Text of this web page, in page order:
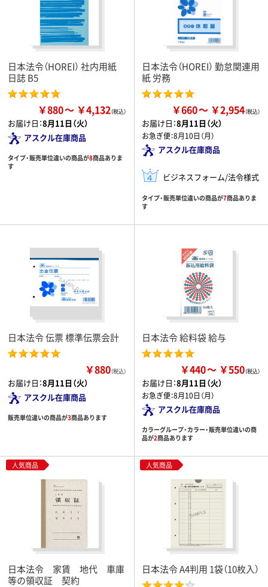
日本法令（HOREI） 社内用紙
日誌 B5
￥880 ￥4,132
お届け日：8月11日（火）
アスクル在庫商品
タイプ・販売単位違いの商品が8商品ありま
す
日本法令（HOREI） 勤怠関連用
紙 労務
￥660 ￥2,954
お届け日：8月11日（火）
お急ぎ便：8月10日（月）
アスクル在庫商品
ビジネスフォーム/法令様式
タイプ・販売単位違いの商品が7商品ありま
す
日本法令 伝票 標準伝票会計
￥880（税込）
お届け日：8月11日（火）
アスクル在庫商品
販売単位違いの商品が3商品あります
日本法令 給料袋 給与
￥440 ￥550
お届け日：8月11日（火）
お急ぎ便：8月10日（月）
アスクル在庫商品
カラーグループ・カラー・販売単位違いの商
品が2商品あります
人気商品
日本法令 家賃 地代 車庫
等の領収証 契約
人気商品
日本法令 A4判用 1袋（10枚入）